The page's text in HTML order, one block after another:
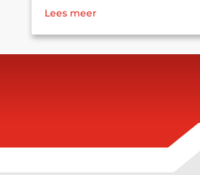
Lees meer
Brand in parkeergarage
ontruiming van
Amsterdam